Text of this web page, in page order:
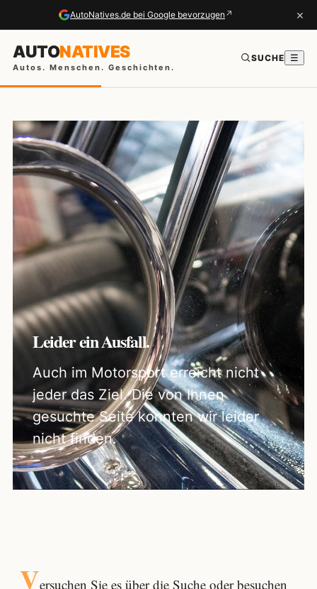
AutoNatives.de bei Google bevorzugen ↗ ×
AUTONATIVES
Autos. Menschen. Geschichten.
SUCHE ☰
Leider ein Ausfall.
Auch im Motorsport erreicht nicht
jeder das Ziel. Die von Ihnen
gesuchte Seite konnten wir leider
nicht finden.
Versuchen Sie es über die Sucheoder besuchen